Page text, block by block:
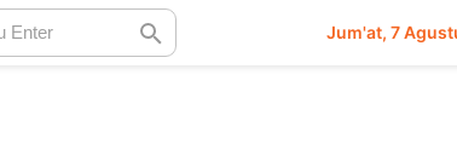
Jum'at 7